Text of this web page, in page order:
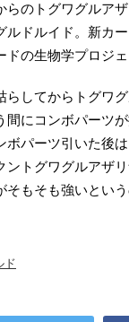
らのトグワグルア
ルドルイド。新カ
ドの生物学プロジ
らしてからトグワ
間にコンボパーツ
ボパーツ引いた後
ントグワグルアザ
そもそも強いとい
ド